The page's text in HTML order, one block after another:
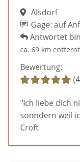
Alsdorf
Gage: auf
Antwortet
ca. 69 km entfernt
Bewertung:
"Ich liebe dich
sonndern weil
Croft